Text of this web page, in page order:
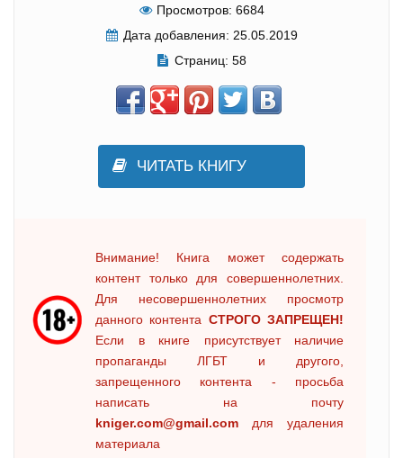
Просмотров: 6684
Дата добавления: 25.05.2019
Страниц: 58
ЧИТАТЬ КНИГУ
Внимание! Книга может содержать
контент только для совершеннолетних.
Для несовершеннолетних просмотр
данного контента СТРОГО ЗАПРЕЩЕН!
Если в книге присутствует наличие
пропаганды ЛГБТ и другого,
запрещенного контента - просьба
написать на почту
kniger.com@gmail.com для удаления
материала